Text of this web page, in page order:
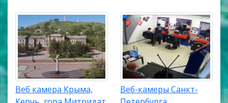
Веб камера Крыма,
Веб-камеры Санкт-